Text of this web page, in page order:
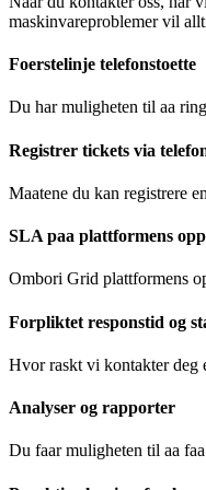
maskinvareproblemer vil
Foerstelinje telefonstoette
Du har muligheten til aa
Registrer tickets via
Maatene du kan registrere
SLA paa plattformens
Ombori Grid plattformens
Forpliktet responstid og
Hvor raskt vi kontakter deg
Analyser og rapporter
Du faar muligheten til aa